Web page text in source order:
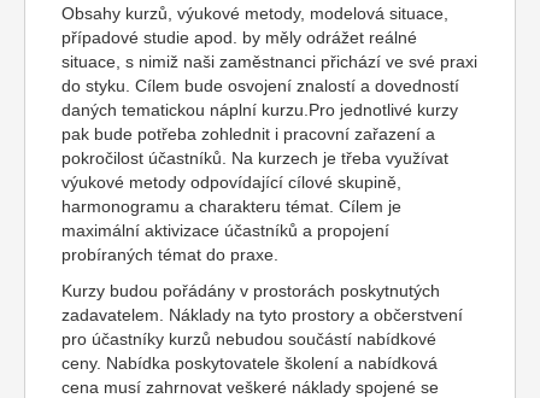
Obsahy kurzů, výukové metody, modelová situace,
případové studie apod. by měly odrážet reálné
situace, s nimiž naši zaměstnanci přichází ve své praxi
do styku. Cílem bude osvojení znalostí a dovedností
daných tematickou náplní kurzu.Pro jednotlivé kurzy
pak bude potřeba zohlednit i pracovní zařazení a
pokročilost účastníků. Na kurzech je třeba využívat
výukové metody odpovídající cílové skupině,
harmonogramu a charakteru témat. Cílem je
maximální aktivizace účastníků a propojení
probíraných témat do praxe.
Kurzy budou pořádány v prostorách poskytnutých
zadavatelem. Náklady na tyto prostory a občerstvení
pro účastníky kurzů nebudou součástí nabídkové
ceny. Nabídka poskytovatele školení a nabídková
cena musí zahrnovat veškeré náklady spojené se